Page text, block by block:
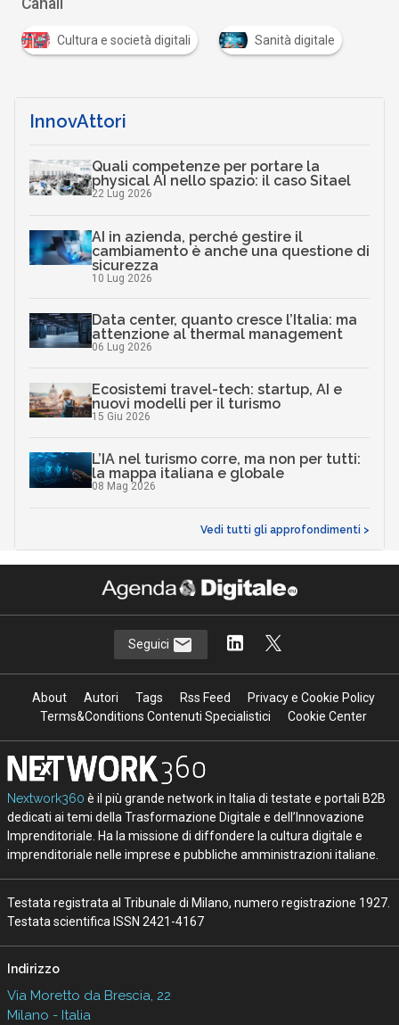
Canali
Cultura e società digitali Sanità digitale
InnovAttori
Quali competenze per portare la
physical AI nello spazio: il caso Sitael
22 Lug 2026
AI in azienda, perché gestire il
cambiamento è anche una questione di
sicurezza
10 Lug 2026
Data center, quanto cresce l’Italia: ma
attenzione al thermal management
06 Lug 2026
Ecosistemi travel-tech: startup, AI e
nuovi modelli per il turismo
15 Giu 2026
L’IA nel turismo corre, ma non per tutti:
la mappa italiana e globale
08 Mag 2026
Vedi tutti gli approfondimenti >
Seguici
About Autori Tags Rss Feed
Privacy e Cookie Policy
Terms&Conditions Contenuti Specialistici
Cookie Center
Nextwork360 è il più grande network in Italia di testate e portali B2B
dedicati ai temi della Trasformazione Digitale e dell’Innovazione
Imprenditoriale. Ha la missione di diffondere la cultura digitale e
imprenditoriale nelle imprese e pubbliche amministrazioni italiane.
Testata registrata al Tribunale di Milano, numero registrazione 1927.
Testata scientifica ISSN 2421-4167
Indirizzo
Via Moretto da Brescia, 22
Milano - Italia